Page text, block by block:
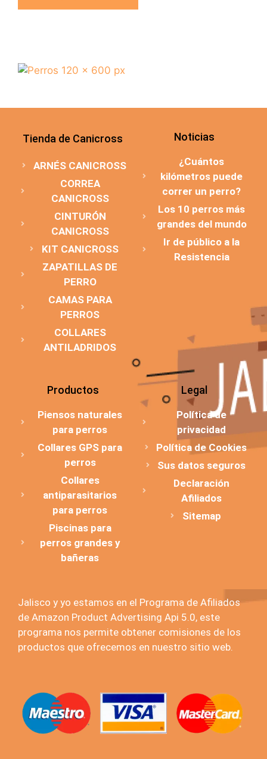
Tienda de Canicross
ARNÉS CANICROSS
CORREA
CANICROSS
CINTURÓN
CANICROSS
KIT CANICROSS
ZAPATILLAS DE
PERRO
CAMAS PARA
PERROS
COLLARES
ANTILADRIDOS
Noticias
¿Cuántos
kilómetros puede
correr un perro?
Los 10 perros más
grandes del mundo
Ir de público a la
Resistencia
Productos
Piensos naturales
para perros
Collares GPS para
perros
Collares
antiparasitarios
para perros
Piscinas para
perros grandes y
bañeras
Legal
Política de
privacidad
Política de Cookies
Sus datos seguros
Declaración
Afiliados
Sitemap
Jalisco y yo estamos en el Programa de Afiliados
de Amazon Product Advertising Api 5.0, este
programa nos permite obtener comisiones de los
productos que ofrecemos en nuestro sitio web.